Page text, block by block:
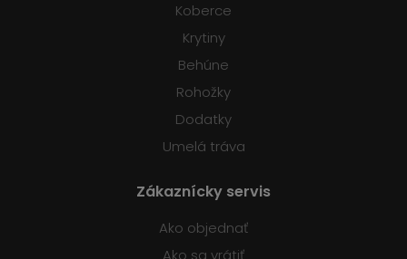
Koberce
Krytiny
Behúne
Rohožky
Dodatky
Umelá tráva
Zákaznícky servis
Ako objednať
Ako sa vrátiť